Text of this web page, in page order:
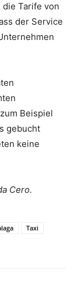
Tarife von
der Service
Beispiel
gebucht
keine
Cero.
Taxi